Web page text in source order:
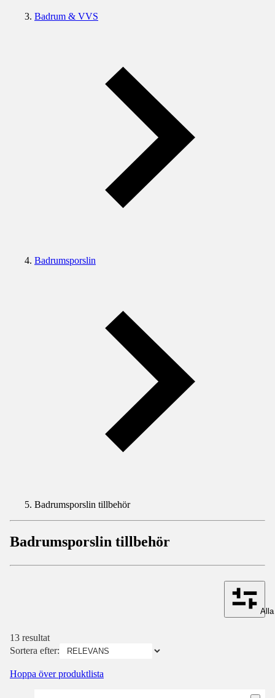
Badrum & VVS
Badrumsporslin
Badrumsporslin tillbehör
Badrumsporslin tillbehör
13 resultat
Sortera efter:
Hoppa över produktlista